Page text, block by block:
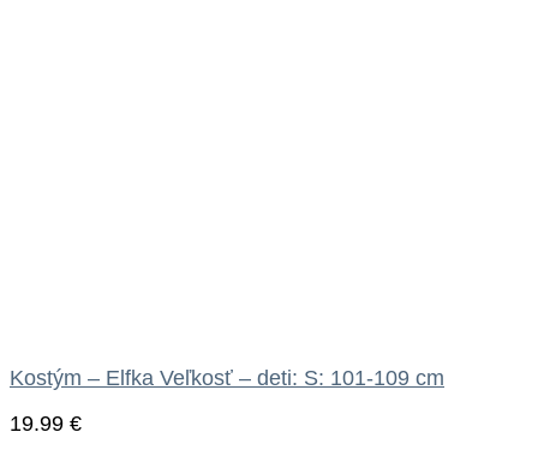
Kostým – Elfka Veľkosť – deti: S: 101-109 cm
19.99 €